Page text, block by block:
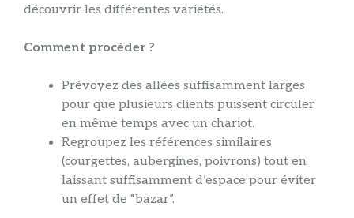
découvrir les différentes variétés.
Comment procéder ?
Prévoyez des allées suffisamment larges
pour que plusieurs clients puissent circuler
en même temps avec un chariot.
Regroupez les références similaires
(courgettes, aubergines, poivrons) tout en
laissant suffisamment d’espace pour éviter
un effet de “bazar”.